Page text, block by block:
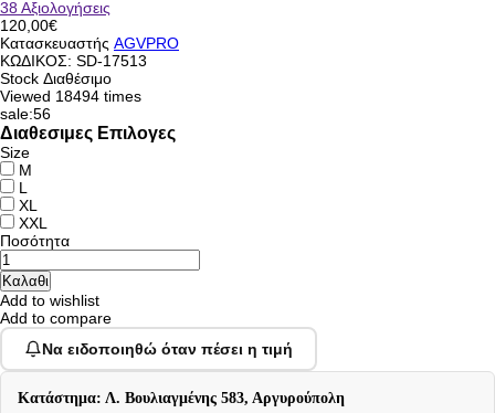
38 Αξιολογήσεις
120,00€
Κατασκευαστής AGVPRO
ΚΩΔΙΚΟΣ: SD-17513
Stock Διαθέσιμο
Viewed 18494 times
sale:56
Διαθεσιμες Επιλογες
Size
M
L
XL
XXL
Ποσότητα
Add to wishlist
Add to compare
Να ειδοποιηθώ όταν πέσει η τιμή
Κατάστημα: Λ. Βουλιαγμένης 583, Αργυρούπολη